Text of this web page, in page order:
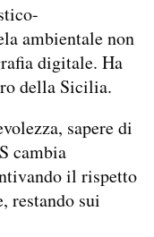
ambientale non
digitale. Ha
della Sicilia.
sapere di
cambia
il rispetto
restando sui